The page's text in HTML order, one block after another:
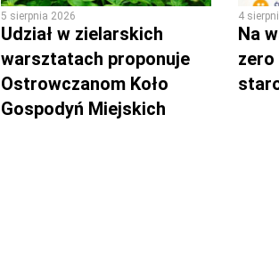
5 sierpnia 2026
Udział w zielarskich
warsztatach proponuje
Ostrowczanom Koło
Gospodyń Miejskich
4
Na
zero